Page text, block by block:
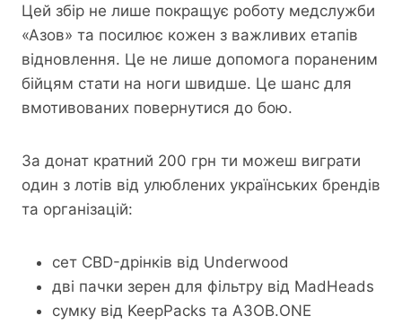
Цей збір не лише покращує роботу медслужби
«Азов» та посилює кожен з важливих етапів
відновлення. Це не лише допомога пораненим
бійцям стати на ноги швидше. Це шанс для
вмотивованих повернутися до бою.
За донат кратний 200 грн ти можеш виграти
один з лотів від улюблених українських брендів
та організацій:
сет CBD-дрінків від Underwood
дві пачки зерен для фільтру від MadHeads
сумку від KeepPacks та АЗОВ.ONE